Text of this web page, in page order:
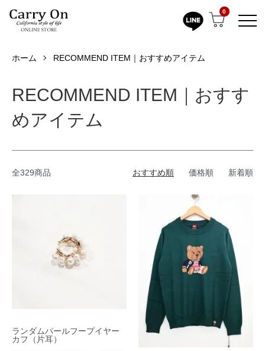
0
ホーム RECOMMEND ITEM｜おすすめアイテム
RECOMMEND ITEM｜おすす
めアイテム
全329商品 おすすめ順 価格順 新着順
ランダムパールフープイヤー
カフ（片耳）